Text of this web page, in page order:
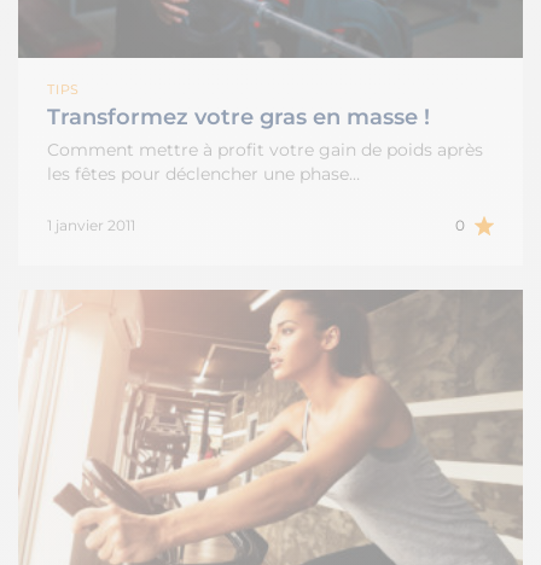
TIPS
Transformez votre gras en masse !
Comment mettre à profit votre gain de poids après
les fêtes pour déclencher une phase…
1 janvier 2011 0